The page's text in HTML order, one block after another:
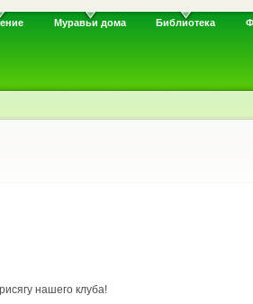
Муравьи дома Библиотека
нашего клуба!